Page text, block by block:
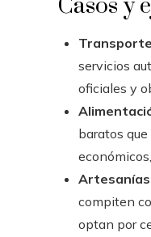
Casos y
servicios
oficiales y
baratos
compiten
optan por